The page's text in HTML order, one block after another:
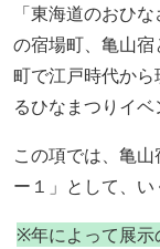
「東海道のおひ
の宿場町、亀山
町で江戸時代か
るひなまつりイベ
この項では、亀
ー１」として、い
※年によって展